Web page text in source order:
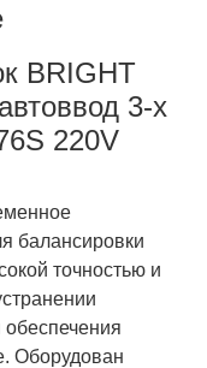
BRIGHT
3-х
220V
балансировки
точностью и
Оборудован